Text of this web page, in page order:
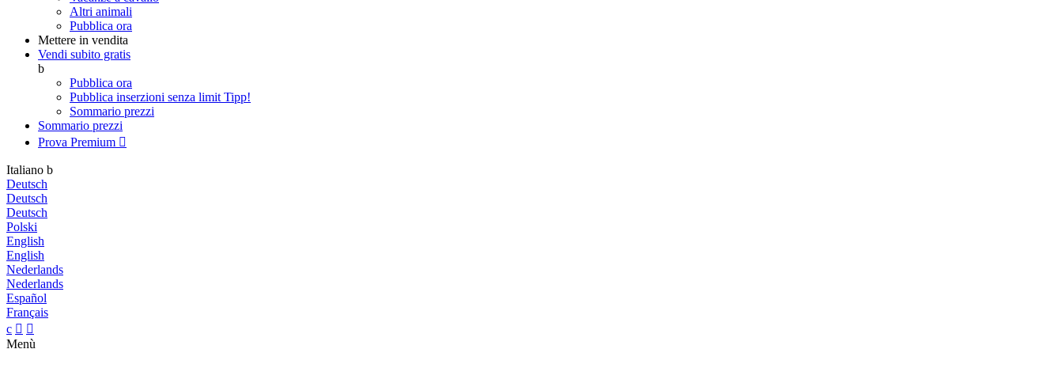
Altri animali
Pubblica ora
Mettere in vendita
Vendi subito gratis
b
Pubblica ora
Pubblica inserzioni senza limit Tipp!
Sommario prezzi
Sommario prezzi
Prova Premium 
Italiano b
Deutsch
Deutsch
Deutsch
Polski
English
English
Nederlands
Nederlands
Español
Français
c  
Menù